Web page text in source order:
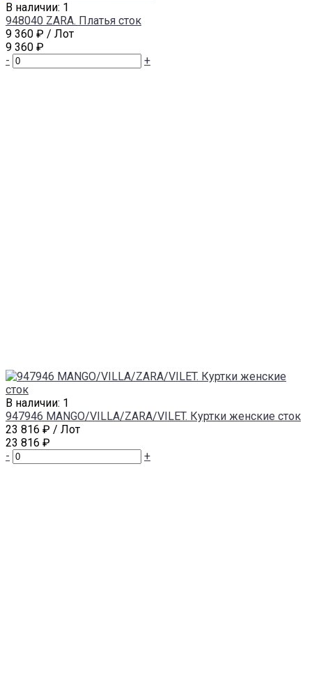
В наличии: 1
948040 ZARA. Платья сток
9 360 ₽ / Лот
9 360 ₽
-
+
В наличии: 1
947946 MANGO/VILLA/ZARA/VILET. Куртки женские сток
23 816 ₽ / Лот
23 816 ₽
-
+